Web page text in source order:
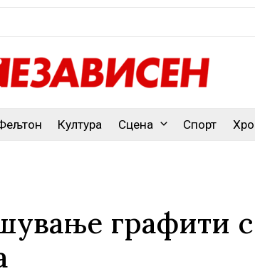
Култура Сцена Спорт
графити